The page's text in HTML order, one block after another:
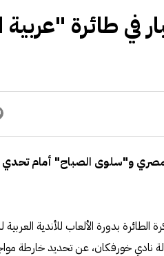
طائرة "عربية
و"سلوى الصباح" أمام تحدي
بدورة الألعاب للأندية العربية
نادي خورفكان، عن تحديد خارطة